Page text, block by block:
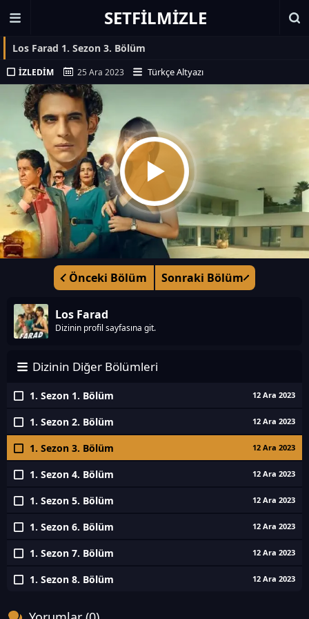
SETFILMIZLE
Los Farad 1. Sezon 3. Bölüm
İZLEDIM 25 Ara 2023 Türkçe Altyazı
Önceki Bölüm Sonraki Bölüm
Los Farad
Dizinin profil sayfasına git.
Dizinin Diğer Bölümleri
1. Sezon 1. Bölüm 12 Ara 2023
1. Sezon 2. Bölüm 12 Ara 2023
1. Sezon 3. Bölüm 12 Ara 2023
1. Sezon 4. Bölüm 12 Ara 2023
1. Sezon 5. Bölüm 12 Ara 2023
1. Sezon 6. Bölüm 12 Ara 2023
1. Sezon 7. Bölüm 12 Ara 2023
1. Sezon 8. Bölüm 12 Ara 2023